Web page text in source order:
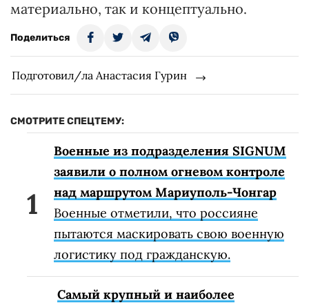
материально, так и концептуально.
Поделиться
Подготовил/ла Анастасия Гурин
СМОТРИТЕ СПЕЦТЕМУ:
Военные из подразделения SIGNUM
заявили о полном огневом контроле
над маршрутом Мариуполь-Чонгар
Военные отметили, что россияне
пытаются маскировать свою военную
логистику под гражданскую.
Самый крупный и наиболее